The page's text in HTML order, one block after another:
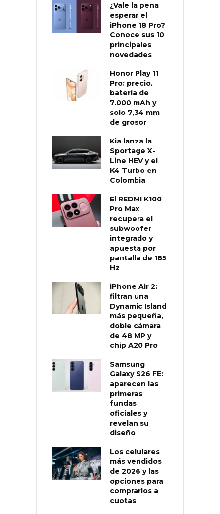
¿Vale la pena
esperar el
iPhone 18 Pro?
Conoce sus 10
principales
novedades
Honor Play 11
Pro: precio,
batería de
7.000 mAh y
solo 7,34 mm
de grosor
Kia lanza la
Sportage X-
Line HEV y el
K4 Turbo en
Colombia
El REDMI K100
Pro Max
recupera el
subwoofer
integrado y
apuesta por
pantalla de 185
Hz
iPhone Air 2:
filtran una
Dynamic Island
más pequeña,
doble cámara
de 48 MP y
chip A20 Pro
Samsung
Galaxy S26 FE:
aparecen las
primeras
fundas
oficiales y
revelan su
diseño
Los celulares
más vendidos
de 2026 y las
opciones para
comprarlos a
cuotas